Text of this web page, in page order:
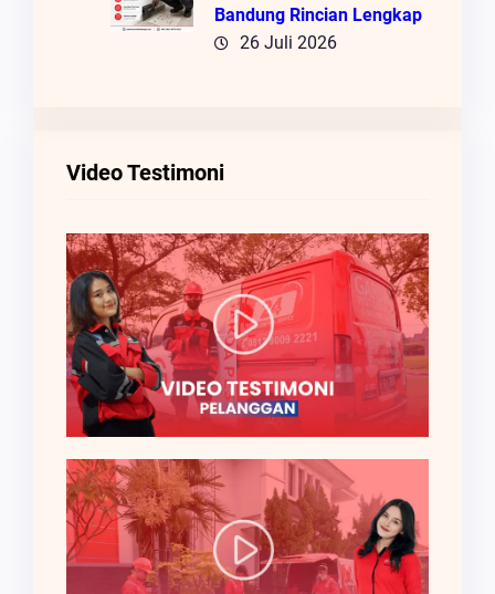
Bandung Rincian Lengkap
26 Juli 2026
Video Testimoni